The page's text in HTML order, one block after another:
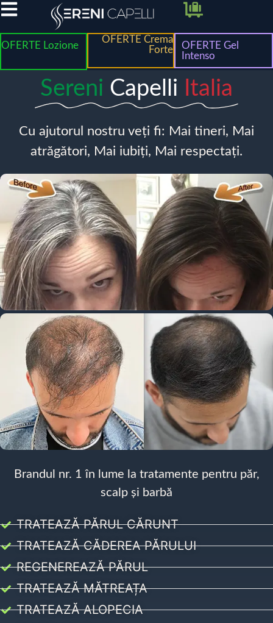
OFERTE Lozione
OFERTE Crema
Forte
OFERTE Gel
Intenso
Sereni Capelli Italia
Cu ajutorul nostru veți fi: Mai tineri, Mai
atrăgători, Mai iubiți, Mai respectați.
Brandul nr. 1 în lume la tratamente pentru păr,
scalp și barbă
TRATEAZĂ PĂRUL CĂRUNT
TRATEAZĂ CĂDEREA PĂRULUI
REGENEREAZĂ PĂRUL
TRATEAZĂ MĂTREAȚA
TRATEAZĂ ALOPECIA